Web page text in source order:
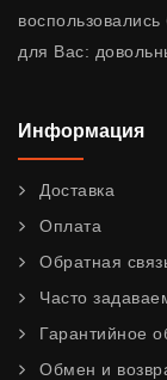
для Вас:
Информация
Доставка
Оплата
Обратная
Часто
Гарантийное
Обмен и